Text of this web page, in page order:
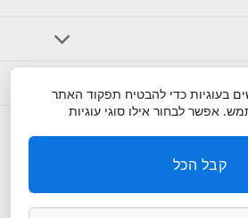
בעוגיות כדי להבטיח תפקוד האתר
אפשר לבחור אילו סוגי עוגיות
קבל הכל